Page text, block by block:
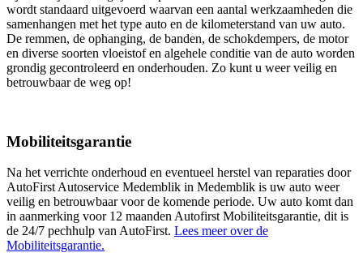
wordt standaard uitgevoerd waarvan een aantal werkzaamheden die
samenhangen met het type auto en de kilometerstand van uw auto.
De remmen, de ophanging, de banden, de schokdempers, de motor
en diverse soorten vloeistof en algehele conditie van de auto worden
grondig gecontroleerd en onderhouden. Zo kunt u weer veilig en
betrouwbaar de weg op!
Mobiliteitsgarantie
Na het verrichte onderhoud en eventueel herstel van reparaties door
AutoFirst Autoservice Medemblik in Medemblik is uw auto weer
veilig en betrouwbaar voor de komende periode. Uw auto komt dan
in aanmerking voor 12 maanden Autofirst Mobiliteitsgarantie, dit is
de 24/7 pechhulp van AutoFirst. Lees meer over de
Mobiliteitsgarantie.